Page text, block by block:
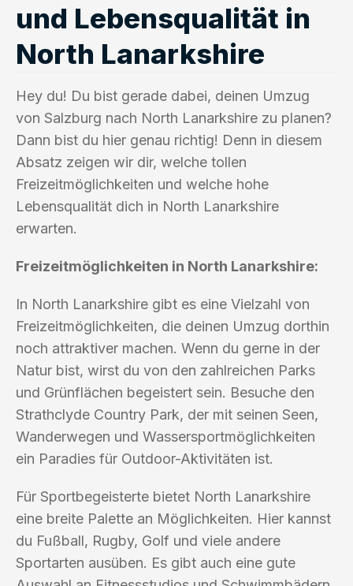
und Lebensqualität in
North Lanarkshire
Hey du! Du bist gerade dabei, deinen Umzug
von Salzburg nach North Lanarkshire zu planen?
Dann bist du hier genau richtig! Denn in diesem
Absatz zeigen wir dir, welche tollen
Freizeitmöglichkeiten und welche hohe
Lebensqualität dich in North Lanarkshire
erwarten.
Freizeitmöglichkeiten in North Lanarkshire:
In North Lanarkshire gibt es eine Vielzahl von
Freizeitmöglichkeiten, die deinen Umzug dorthin
noch attraktiver machen. Wenn du gerne in der
Natur bist, wirst du von den zahlreichen Parks
und Grünflächen begeistert sein. Besuche den
Strathclyde Country Park, der mit seinen Seen,
Wanderwegen und Wassersportmöglichkeiten
ein Paradies für Outdoor-Aktivitäten ist.
Für Sportbegeisterte bietet North Lanarkshire
eine breite Palette an Möglichkeiten. Hier kannst
du Fußball, Rugby, Golf und viele andere
Sportarten ausüben. Es gibt auch eine gute